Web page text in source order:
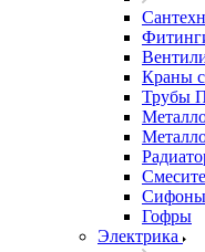
Краны
Трубы
Сифоны
Гофры
Электрика